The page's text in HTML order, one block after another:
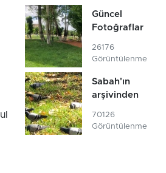
Güncel
Fotoğraflar
26176
Görüntülenme
Sabah'ın
arşivinden
70126
Görüntülenme